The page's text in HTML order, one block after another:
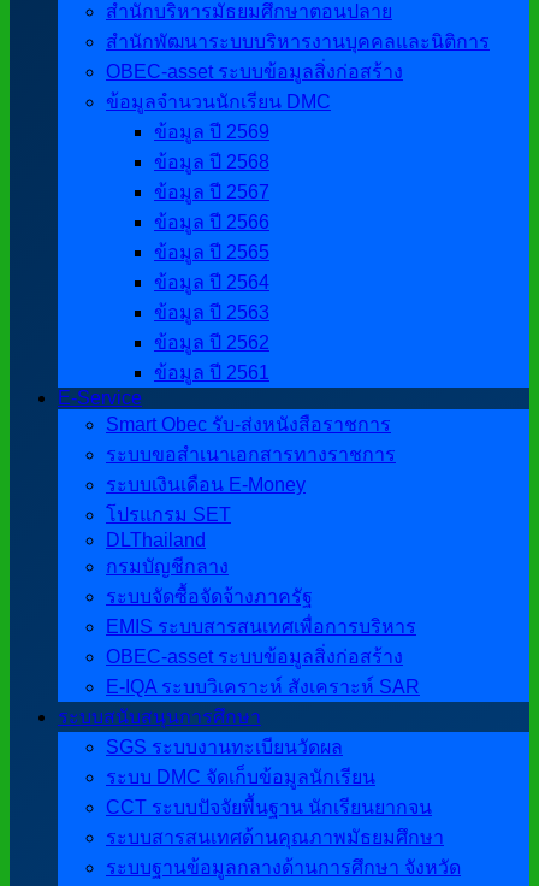
สำนักบริหารมัธยมศึกษาตอนปลาย
สำนักพัฒนาระบบบริหารงานบุคคลและนิติการ
OBEC-asset ระบบข้อมูลสิ่งก่อสร้าง
ข้อมูลจำนวนนักเรียน DMC
ข้อมูล ปี 2569
ข้อมูล ปี 2568
ข้อมูล ปี 2567
ข้อมูล ปี 2566
ข้อมูล ปี 2565
ข้อมูล ปี 2564
ข้อมูล ปี 2563
ข้อมูล ปี 2562
ข้อมูล ปี 2561
E-Service
Smart Obec รับ-ส่งหนังสือราชการ
ระบบขอสำเนาเอกสารทางราชการ
ระบบเงินเดือน E-Money
โปรแกรม SET
DLThailand
กรมบัญชีกลาง
ระบบจัดซื้อจัดจ้างภาครัฐ
EMIS ระบบสารสนเทศเพื่อการบริหาร
OBEC-asset ระบบข้อมูลสิ่งก่อสร้าง
E-IQA ระบบวิเคราะห์ สังเคราะห์ SAR
ระบบสนับสนุนการศึกษา
SGS ระบบงานทะเบียนวัดผล
ระบบ DMC จัดเก็บข้อมูลนักเรียน
CCT ระบบปัจจัยพื้นฐาน นักเรียนยากจน
ระบบสารสนเทศด้านคุณภาพมัธยมศึกษา
ระบบฐานข้อมูลกลางด้านการศึกษา จังหวัด